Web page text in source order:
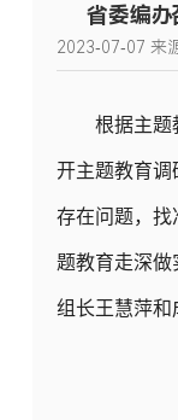
省委编
2023-07-07 来
根据主题
开主题教育
存在问题，
题教育走深做
组长王慧萍和